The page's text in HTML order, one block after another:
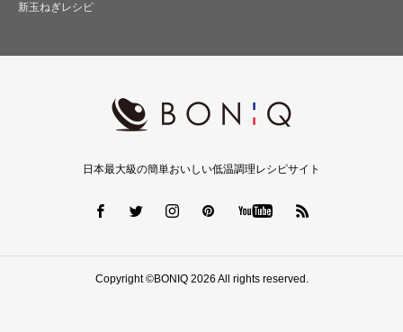
新玉ねぎレシピ
日本最大級の簡単おいしい低温調理レシピサイト
Copyright ©BONIQ 2026 All rights reserved.